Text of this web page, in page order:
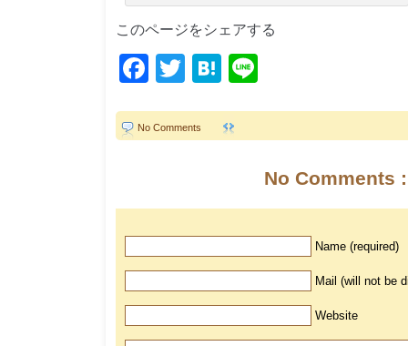
このページをシェアする
Facebook
TwitterHatena
No Comments
No Comments
Name (required)
Mail (will not be
Website